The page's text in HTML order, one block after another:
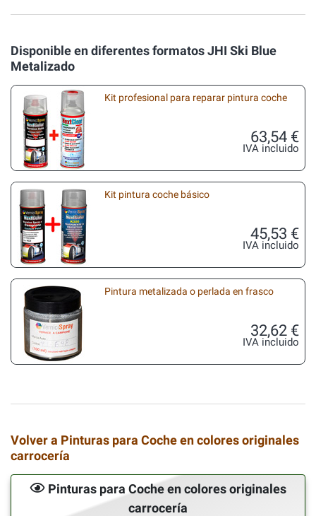
Disponible en diferentes formatos JHI Ski Blue
Metalizado
Kit profesional para reparar pintura coche
63,54 €
IVA incluido
Kit pintura coche básico
45,53 €
IVA incluido
Pintura metalizada o perlada en frasco
32,62 €
IVA incluido
Volver a Pinturas para Coche en colores originales
carrocería
Pinturas para Coche en colores originales
carrocería